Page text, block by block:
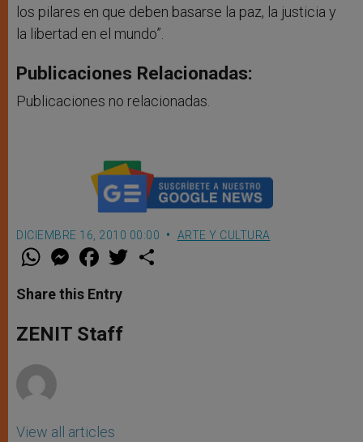
los pilares en que deben basarse la paz, la justicia y
la libertad en el mundo”.
Publicaciones Relacionadas:
Publicaciones no relacionadas.
DICIEMBRE 16, 2010 00:00 ARTE Y CULTURA
W
t
s
p
p
M
e
s
e
g
e
F
a
e
b
o
k
w
Share this Entry
ZENIT Staff
View all articles